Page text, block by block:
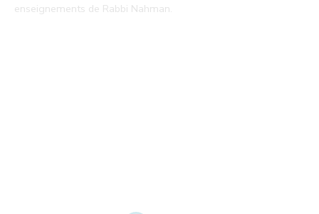
enseignements de Rabbi Nahman.